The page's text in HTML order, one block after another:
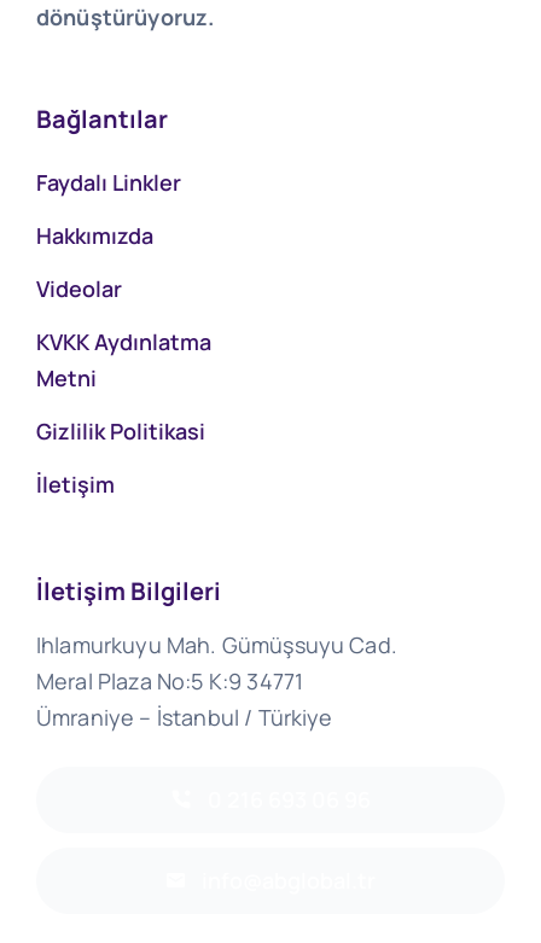
dönüştürüyoruz.
Bağlantılar
Faydalı Linkler
Hakkımızda
Videolar
KVKK Aydınlatma
Metni
Gizlilik Politikasi
İletişim
İletişim Bilgileri
Ihlamurkuyu Mah. Gümüşsuyu Cad.
Meral Plaza No:5 K:9 34771
Ümraniye – İstanbul / Türkiye